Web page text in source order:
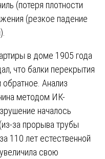
(потеря плотности
(резкое падение
в доме 1905 года
что балки перекрытия
Анализ
методом ИК-
началось
за прорыва трубы
110 лет естественной
свою